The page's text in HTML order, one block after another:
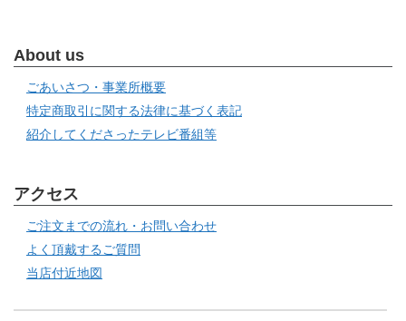
About us
ごあいさつ・事業所概要
特定商取引に関する法律に基づく表記
紹介してくださったテレビ番組等
アクセス
ご注文までの流れ・お問い合わせ
よく頂戴するご質問
当店付近地図